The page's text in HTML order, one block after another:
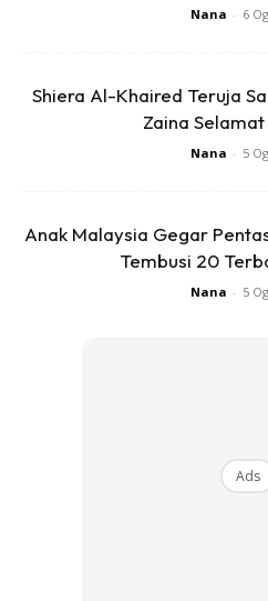
– Letakkan adunan tadi ke atas
Nana - 6
Shiera Al-Khaired Teruja
Zaina
Nana - 5
Anak Malaysia Gegar
Tembusi 20
Nana - 5
Ads